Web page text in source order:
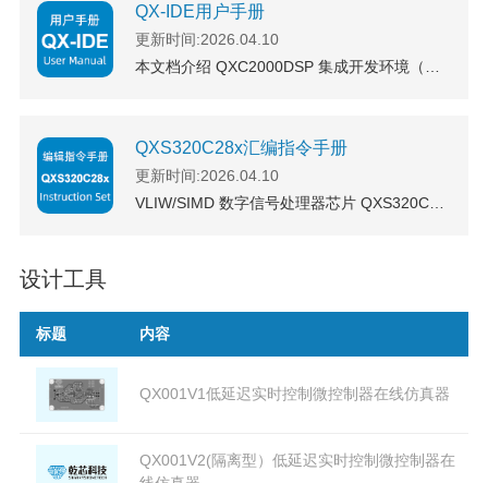
QX-IDE用户手册
更新时间:2026.04.10
QXS320C28x汇编指令手册
更新时间:2026.04.10
设计工具
标题 内容
QX001V1低延迟实时控制微控制器在线仿真器
QX001V2(隔离型）低延迟实时控制微控制器在